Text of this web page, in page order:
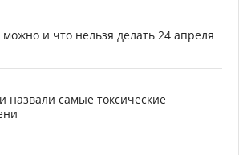
и что нельзя делать 24 апреля
назвали самые токсические